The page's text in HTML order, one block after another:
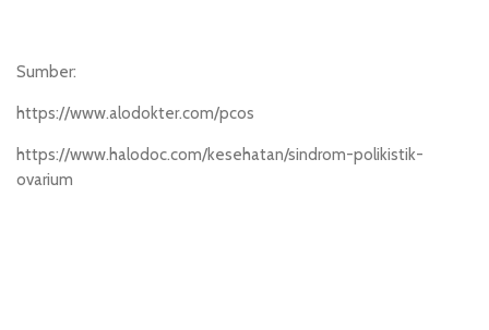
Sumber:
https://www.alodokter.com/pcos
https://www.halodoc.com/kesehatan/sindrom-polikistik-
ovarium